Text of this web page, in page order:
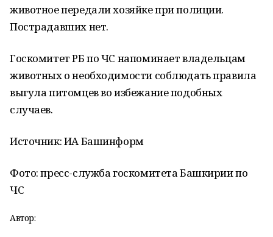
животное передали хозяйке при полиции.
Пострадавших нет.
Госкомитет РБ по ЧС напоминает владельцам
животных о необходимости соблюдать правила
выгула питомцев во избежание подобных
случаев.
Источник: ИА Башинформ
Фото: пресс-служба госкомитета Башкирии по
ЧС
Автор: